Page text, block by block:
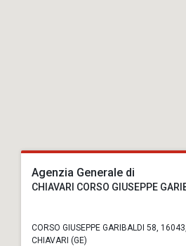
Agenzia Generale di
CHIAVARI CORSO GIUSEPPE
CORSO GIUSEPPE GARIBALDI 58, 16043,
CHIAVARI (GE)